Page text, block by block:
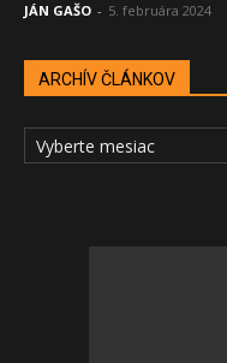
JÁN GAŠO - 5. februára 2024
ARCHÍV ČLÁNKOV
ARCHÍV
ČLÁNKOV